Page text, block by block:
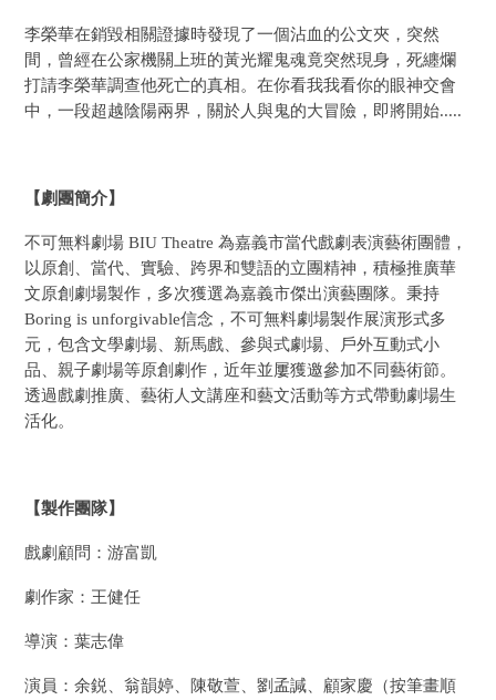
李榮華在銷毀相關證據時發現了一個沾血的公文夾，突然
間，曾經在公家機關上班的黃光耀鬼魂竟突然現身，死纏爛
打請李榮華調查他死亡的真相。在你看我我看你的眼神交會
中，一段超越陰陽兩界，關於人與鬼的大冒險，即將開始.....
【劇團簡介】
不可無料劇場 BIU Theatre 為嘉義市當代戲劇表演藝術團體，
以原創、當代、實驗、跨界和雙語的立團精神，積極推廣華
文原創劇場製作，多次獲選為嘉義市傑出演藝團隊。秉持
Boring is unforgivable信念，不可無料劇場製作展演形式多
元，包含文學劇場、新馬戲、參與式劇場、戶外互動式小
品、親子劇場等原創劇作，近年並屢獲邀參加不同藝術節。
透過戲劇推廣、藝術人文講座和藝文活動等方式帶動劇場生
活化。
【製作團隊】
戲劇顧問：游富凱
劇作家：王健任
導演：葉志偉
演員：余鋭、翁韻婷、陳敬萱、劉孟諴、顧家慶（按筆畫順